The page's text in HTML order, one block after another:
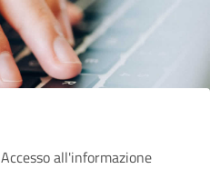
Accesso all'informazione